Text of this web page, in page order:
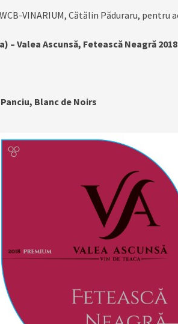
VINARIUM, Cătălin Păduraru, pentru
– Valea Ascunsă, Fetească Neagră 2018
Blanc de Noirs